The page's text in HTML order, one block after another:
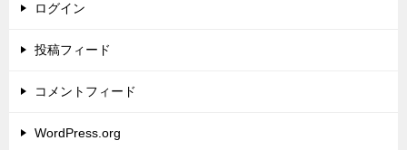
ログイン
投稿フィード
コメントフィード
WordPress.org